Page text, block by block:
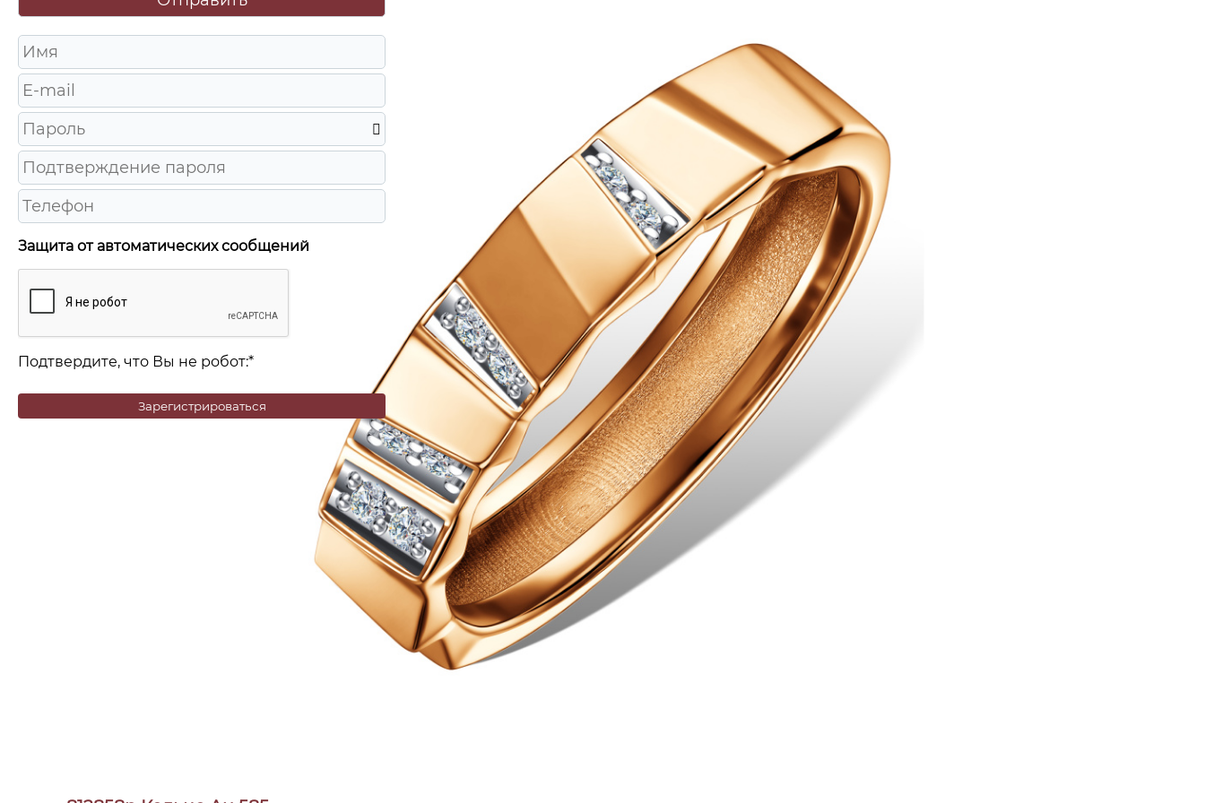
Защита от автоматических сообщений
Подтвердите, что Вы не робот:*
Зарегистрироваться